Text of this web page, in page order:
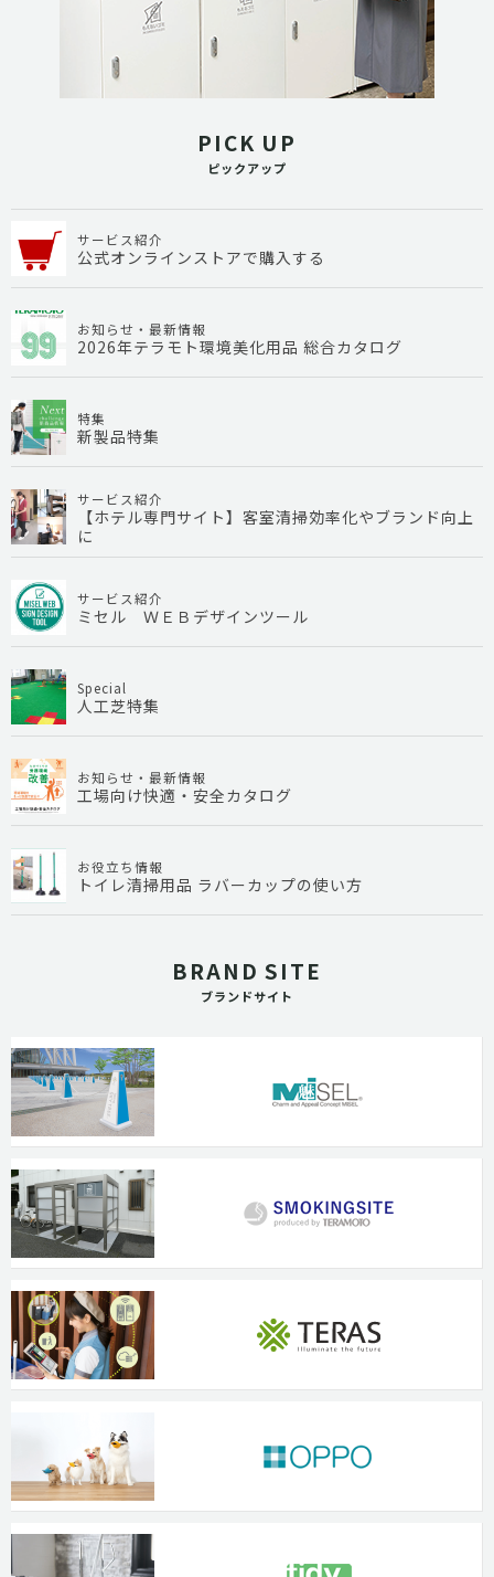
PICK UP
ピックアップ
サービス紹介
公式オンラインストアで購入する
お知らせ・最新情報
2026年テラモト環境美化用品 総合カタログ
特集
新製品特集
サービス紹介
【ホテル専門サイト】客室清掃効率化やブランド向上
に
サービス紹介
ミセル ＷＥＢデザインツール
Special
人工芝特集
お知らせ・最新情報
工場向け快適・安全カタログ
お役立ち情報
トイレ清掃用品 ラバーカップの使い方
BRAND SITE
ブランドサイト